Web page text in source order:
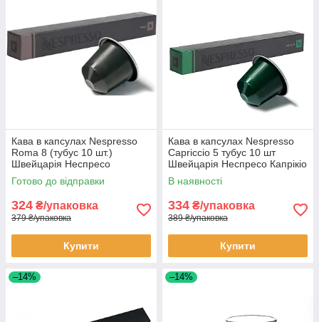
Кава в капсулах Nespresso
Roma 8 (тубус 10 шт.)
Швейцарія Неспресо
Готово до відправки
324 ₴/упаковка
379 ₴/упаковка
Купити
Кава в капсулах Nespresso
Capriccio 5 тубус 10 шт
Швейцарія Неспресо Капрікіо
В наявності
334 ₴/упаковка
389 ₴/упаковка
Купити
–14% –14%